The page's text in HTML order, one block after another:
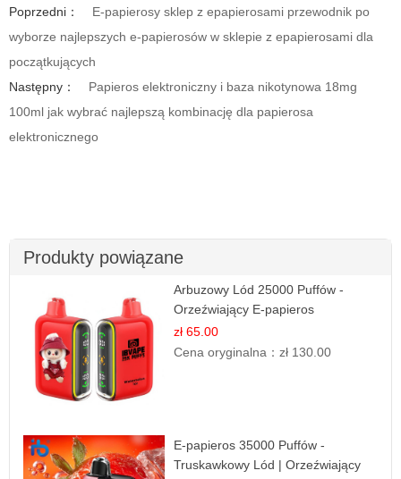
Poprzedni：
E-papierosy sklep z epapierosami przewodnik po
wyborze najlepszych e-papierosów w sklepie z epapierosami dla
początkujących
Następny：
Papieros elektroniczny i baza nikotynowa 18mg
100ml jak wybrać najlepszą kombinację dla papierosa
elektronicznego
Produkty powiązane
Arbuzowy Lód 25000 Puffów -
Orzeźwiający E-papieros
Jednorazowy
zł 65.00
Cena oryginalna：zł 130.00
E-papieros 35000 Puffów -
Truskawkowy Lód | Orzeźwiający